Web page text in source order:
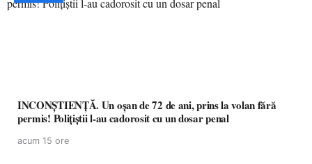
INCONȘTIENȚĂ. Un oșan de 72 de ani, prins la volan fără
permis! Polițiștii l-au cadorosit cu un dosar penal
acum 15 ore